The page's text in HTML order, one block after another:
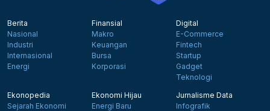
Berita
Nasional
Industri
Internasional
Energi
Finansial
Makro
Keuangan
Bursa
Korporasi
Digital
E-Commerce
Fintech
Startup
Gadget
Teknologi
Ekonopedia
Sejarah Ekonomi
Ekonomi Hijau
Energi Baru
Jurnalisme Data
Infografik